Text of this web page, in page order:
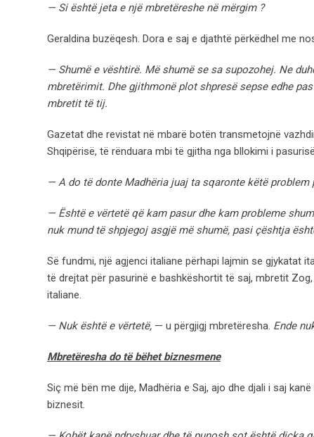
— Si është jeta e një mbretëreshe në mërgim ?
Geraldina buzëqesh. Dora e saj e djathtë përkëdhel me
— Shumë e vështirë. Më shumë se sa supozohej. Ne
mbretërimit. Dhe gjithmonë plot shpresë sepse edhe
mbretit të tij.
Gazetat dhe revistat në mbarë botën transmetojnë
Shqipërisë, të rënduara mbi të gjitha nga bllokimi i
— A do të donte Madhëria juaj ta sqaronte këtë problem
— Është e vërtetë që kam pasur dhe kam probleme
nuk mund të shpjegoj asgjë më shumë, pasi çështja
Së fundmi, një agjenci italiane përhapi lajmin se gjykatat
të drejtat për pasurinë e bashkëshortit të saj, mbretit
italiane.
— Nuk është e vërtetë, — u përgjigj mbretëresha. Ende
Mbretëresha do të bëhet biznesmene
Siç më bën me dije, Madhëria e Saj, ajo dhe djali i saj
biznesit.